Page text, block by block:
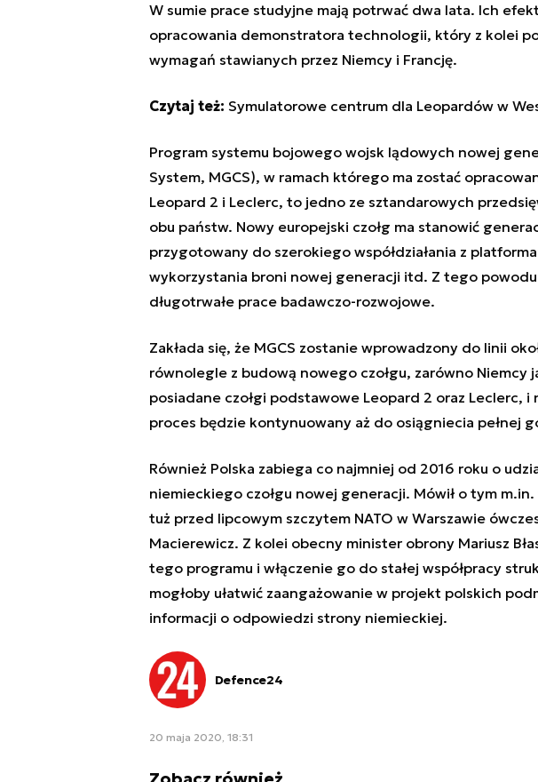
W sumie prace studyjne mają potrwać dwa lata. Ich
opracowania demonstratora technologii, który z kolei
wymagań stawianych przez Niemcy i Francję.
Czytaj też: Symulatorowe centrum dla Leopardów w
Program systemu bojowego wojsk lądowych nowej
System, MGCS), w ramach którego ma zostać
Leopard 2 i Leclerc, to jedno ze sztandarowych
obu państw. Nowy europejski czołg ma stanowić
przygotowany do szerokiego współdziałania z
wykorzystania broni nowej generacji itd. Z tego
długotrwałe prace badawczo-rozwojowe.
Zakłada się, że MGCS zostanie wprowadzony do linii
równolegle z budową nowego czołgu, zarówno Niemcy
posiadane czołgi podstawowe Leopard 2 oraz Leclerc, i
proces będzie kontynuowany aż do osiągniecia pełnej
Również Polska zabiega co najmniej od 2016 roku o
niemieckiego czołgu nowej generacji. Mówił o tym m.in.
tuż przed lipcowym szczytem NATO w Warszawie
Macierewicz. Z kolei obecny minister obrony Mariusz
tego programu i włączenie go do stałej współpracy
mogłoby ułatwić zaangażowanie w projekt polskich
informacji o odpowiedzi strony niemieckiej.
Defence24
20 maja 2020, 18:31